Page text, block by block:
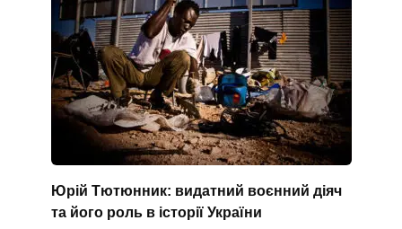
Юрій Тютюнник: видатний воєнний діяч
та його роль в історії України